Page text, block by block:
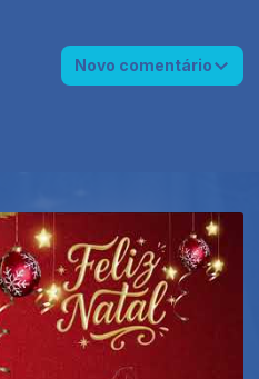
Novo comentário